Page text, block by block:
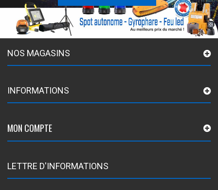
NOS MAGASINS
INFORMATIONS
MON COMPTE
LETTRE D'INFORMATIONS